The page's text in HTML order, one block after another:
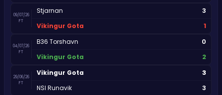
09/07/26
FT
Stjarnan 3
Vikingur Gota 1
04/07/26
FT
B36 Torshavn 0
Vikingur Gota 2
29/06/26
FT
Vikingur Gota 3
NSI Runavik 3